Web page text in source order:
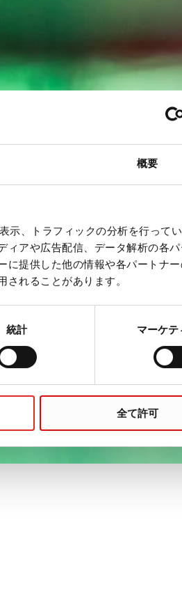
概要
示、トラフィックの分析を行って
アや広告配信、データ解析の各
提供した他の情報や各パートナ
れることがあります。
統計 マーケテ
全て許可